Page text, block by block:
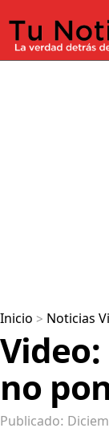
Inicio > Noticias
no
Publicado: